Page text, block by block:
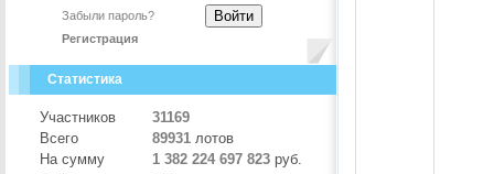
Забыли пароль?
Регистрация
Статистика
Участников
31169
Всего
89931 лотов
На сумму
1 382 224 697 823 руб.